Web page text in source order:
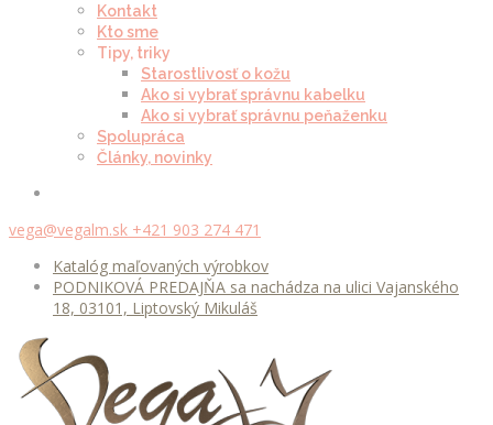
Kontakt
Kto sme
Tipy, triky
Starostlivosť o kožu
Ako si vybrať správnu kabelku
Ako si vybrať správnu peňaženku
Spolupráca
Články, novinky
vega@vegalm.sk +421 903 274 471
Katalóg maľovaných výrobkov
PODNIKOVÁ PREDAJŇA sa nachádza na ulici Vajanského
18, 03101, Liptovský Mikuláš